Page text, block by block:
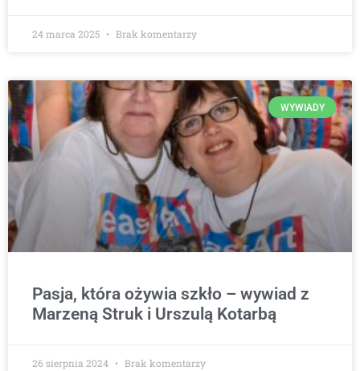
24 marca 2025 Brak komentarzy
WYWIADY
Pasja, która ożywia szkło – wywiad z
Marzeną Struk i Urszulą Kotarbą
26 sierpnia 2024 Brak komentarzy